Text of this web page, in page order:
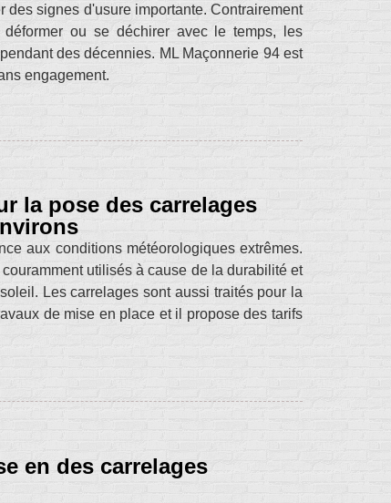
signes d'usure importante. Contrairement
ou se déchirer avec le temps, les
des décennies. ML Maçonnerie 94 est
engagement.
la pose des carrelages
aux conditions météorologiques extrêmes.
utilisés à cause de la durabilité et
Les carrelages sont aussi traités pour la
de mise en place et il propose des tarifs
en des carrelages